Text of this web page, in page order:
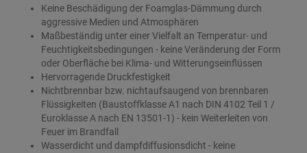
Keine Beschädigung der Foamglas-Dämmung durch
aggressive Medien und Atmosphären
Maßbeständig unter einer Vielfalt an Temperatur- und
Feuchtigkeitsbedingungen - keine Veränderung der Form
oder Oberfläche bei Klima- und Witterungseinflüssen
Hervorragende Druckfestigkeit
Nichtbrennbar bzw. nichtaufsaugend von brennbaren
Flüssigkeiten (Baustoffklasse A1 nach DIN 4102 Teil 1 /
Euroklasse A nach EN 13501-1) - kein Weiterleiten von
Feuer im Brandfall
Wasserdicht und dampfdiffusionsdicht - keine